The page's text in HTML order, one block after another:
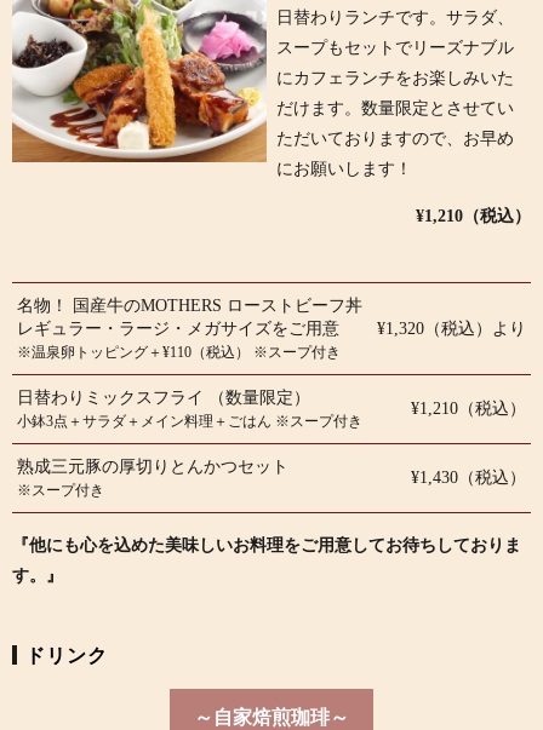
日替わりランチです。サラダ、
スープもセットでリーズナブル
にカフェランチをお楽しみいた
だけます。数量限定とさせてい
ただいておりますので、お早め
にお願いします！
¥1,210（税込）
名物！ 国産牛のMOTHERS ローストビーフ丼
レギュラー・ラージ・メガサイズをご用意
※温泉卵トッピング＋¥110（税込） ※スープ付き
¥1,320（税込）より
日替わりミックスフライ （数量限定）
小鉢3点＋サラダ＋メイン料理＋ごはん ※スープ付き
¥1,210（税込）
熟成三元豚の厚切りとんかつセット
※スープ付き
¥1,430（税込）
『他にも心を込めた美味しいお料理をご用意してお待ちしておりま
す。』
ドリンク
～自家焙煎珈琲～